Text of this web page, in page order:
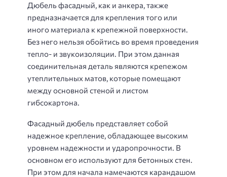
Дюбель фасадный, как и анкера, также
предназначается для крепления того или
иного материала к крепежной поверхности.
Без него нельзя обойтись во время проведения
тепло- и звукоизоляции. При этом данная
соединительная деталь являются крепежом
утеплительных матов, которые помещают
между основной стеной и листом
гибсокартона.
Фасадный дюбель представляет собой
надежное крепление, обладающее высоким
уровнем надежности и ударопрочности. В
основном его используют для бетонных стен.
При этом для начала намечаются карандашом